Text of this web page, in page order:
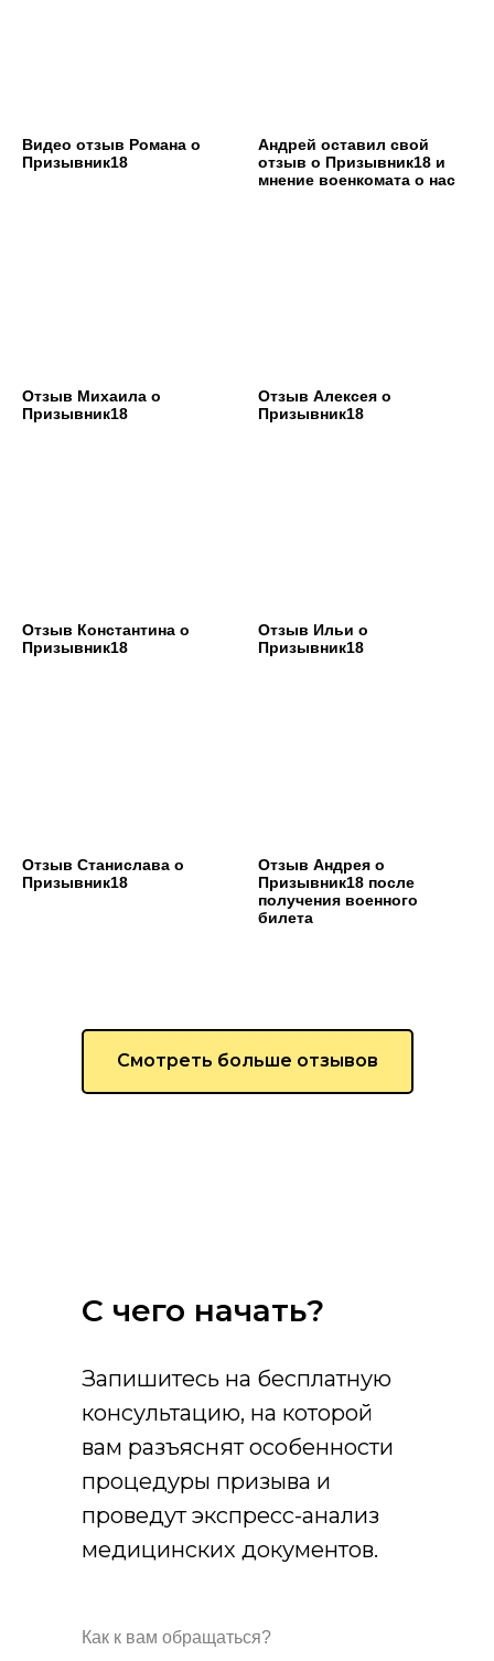
Видео отзыв Романа о
Призывник18
Андрей оставил свой
отзыв о Призывник18 и
мнение военкомата о нас
Отзыв Михаила о
Призывник18
Отзыв Алексея о
Призывник18
Отзыв Константина о
Призывник18
Отзыв Ильи о
Призывник18
Отзыв Станислава о
Призывник18
Отзыв Андрея о
Призывник18 после
получения военного
билета
Смотреть больше отзывов
С чего начать?
Запишитесь на бесплатную
консультацию, на которой
вам разъяснят особенности
процедуры призыва и
проведут экспресс-анализ
медицинских документов.